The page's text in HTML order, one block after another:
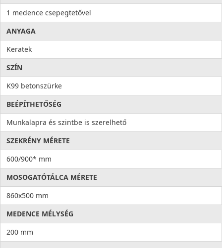
1 medence csepegtetővel
ANYAGA
Keratek
SZÍN
K99 betonszürke
BEÉPÍTHETŐSÉG
Munkalapra és szintbe is szerelhető
SZEKRÉNY MÉRETE
600/900* mm
MOSOGATÓTÁLCA MÉRETE
860x500 mm
MEDENCE MÉLYSÉG
200 mm